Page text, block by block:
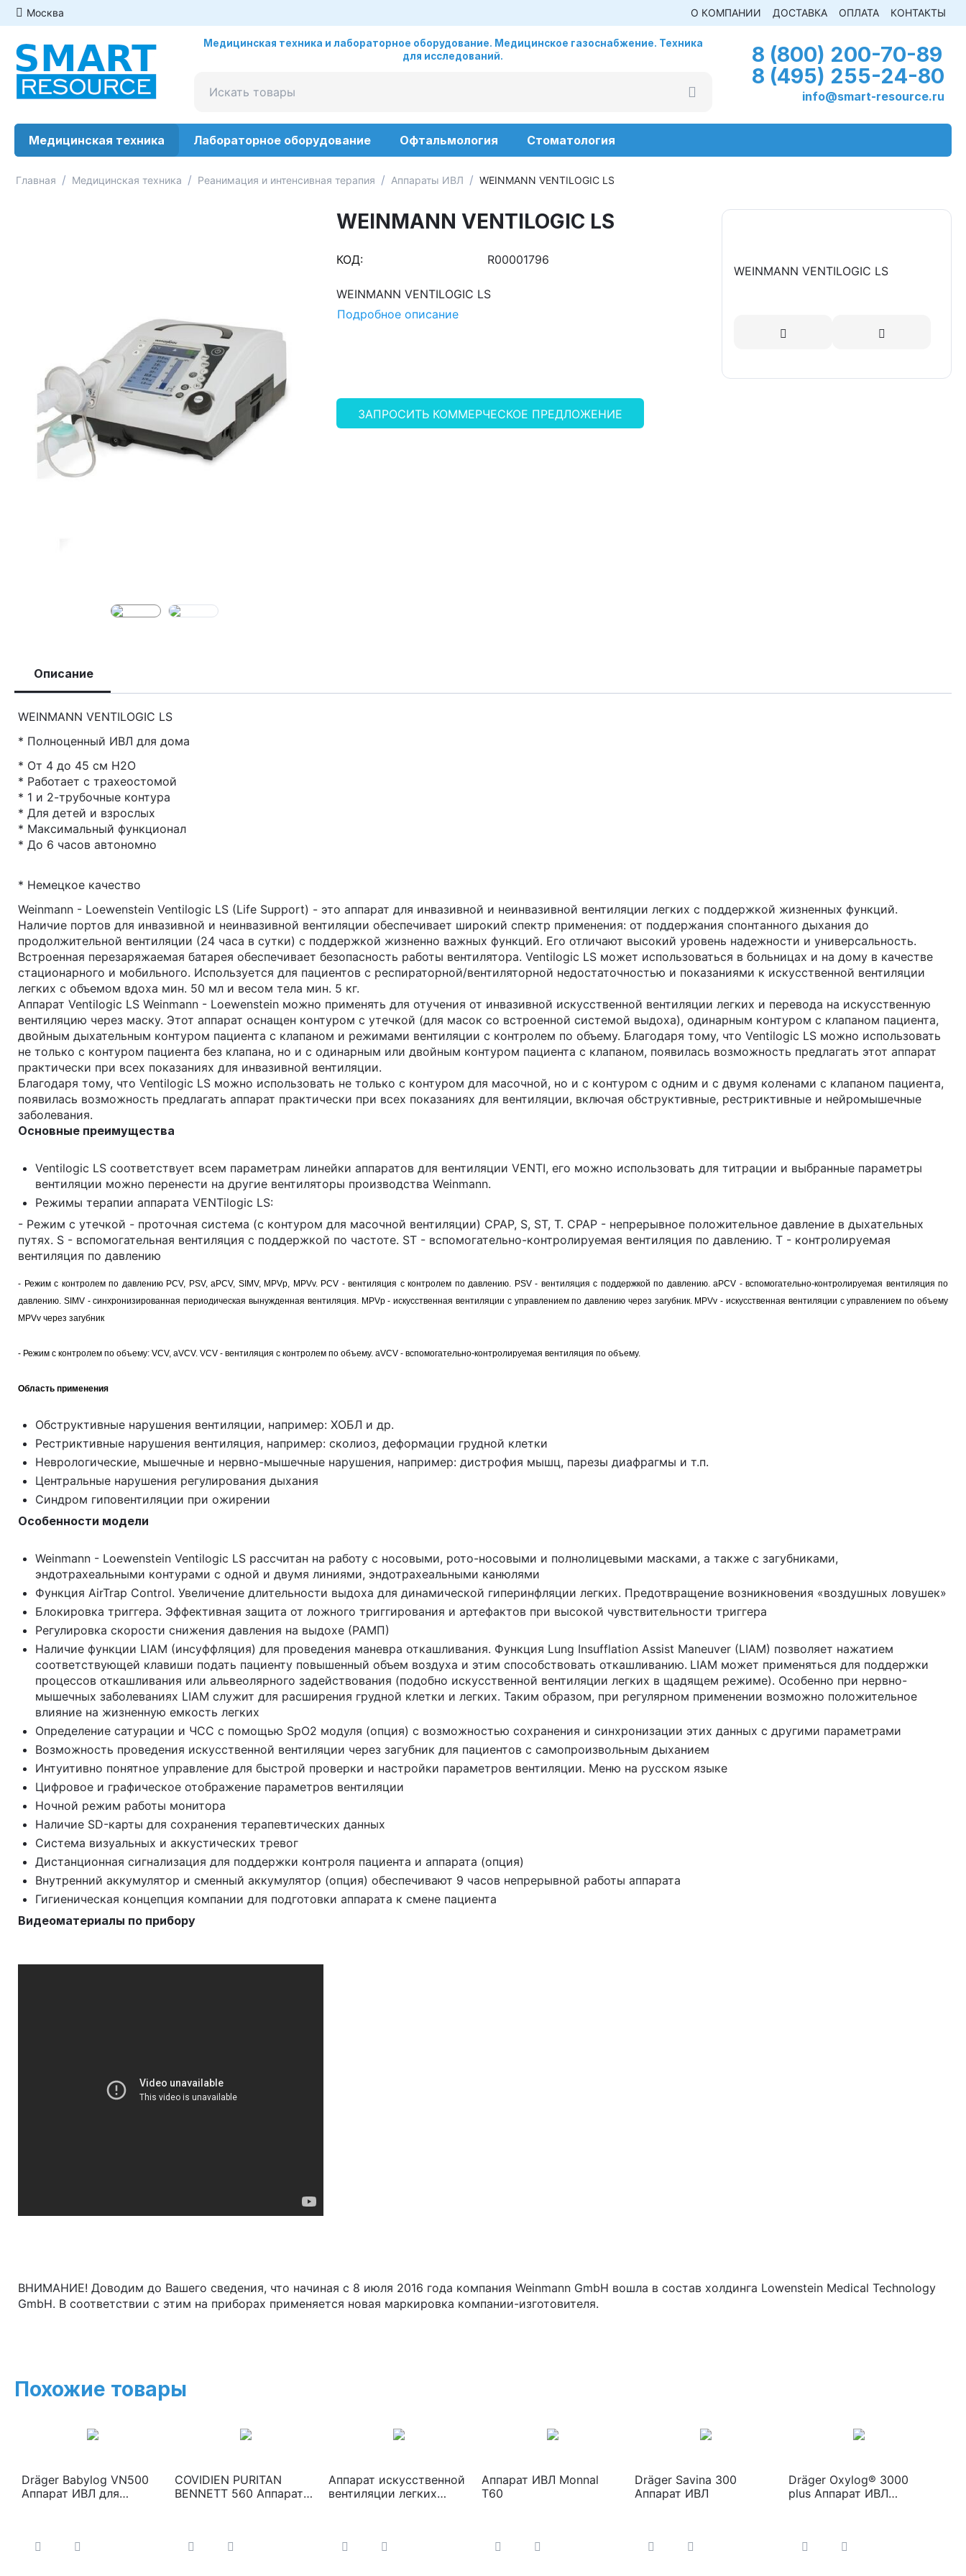
Москва О КОМПАНИИ ДОСТАВКА ОПЛАТА КОНТАКТЫ
Медицинская техника и лабораторное оборудование. Медицинское газоснабжение. Техника
для исследований.
8 (800) 200-70-89
8 (495) 255-24-80
info@smart-resource.ru
Медицинская техника Лабораторное оборудование Офтальмология Стоматология
Главная / Медицинская техника / Реанимация и интенсивная терапия / Аппараты ИВЛ / WEINMANN VENTILOGIC LS
WEINMANN VENTILOGIC LS
КОД: R00001796
WEINMANN VENTILOGIC LS
Подробное описание
WEINMANN VENTILOGIC LS
ЗАПРОСИТЬ КОММЕРЧЕСКОЕ ПРЕДЛОЖЕНИЕ
Описание
WEINMANN VENTILOGIC LS
* Полноценный ИВЛ для дома
* От 4 до 45 см Н2О
* Работает с трахеостомой
* 1 и 2-трубочные контура
* Для детей и взрослых
* Максимальный функционал
* До 6 часов автономно
* Немецкое качество
Weinmann - Loеwenstein Ventilogic LS (Life Support) - это аппарат для инвазивной и неинвазивной вентиляции легких с поддержкой жизненных функций.
Наличие портов для инвазивной и неинвазивной вентиляции обеспечивает широкий спектр применения: от поддержания спонтанного дыхания до
продолжительной вентиляции (24 часа в сутки) с поддержкой жизненно важных функций. Его отличают высокий уровень надежности и универсальность.
Встроенная перезаряжаемая батарея обеспечивает безопасность работы вентилятора. Ventilogic LS может использоваться в больницах и на дому в качестве
стационарного и мобильного. Используется для пациентов с респираторной/вентиляторной недостаточностью и показаниями к искусственной вентиляции
легких с объемом вдоха мин. 50 мл и весом тела мин. 5 кг.
Aппарат Ventilogic LS Weinmann - Loеwenstein можно применять для отучения от инвазивной искусственной вентиляции легких и перевода на искусственную
вентиляцию через маску. Этот аппарат оснащен контуром с утечкой (для масок со встроенной системой выдоха), одинарным контуром с клапаном пациента,
двойным дыхательным контуром пациента с клапаном и режимами вентиляции с контролем по объему. Благодаря тому, что Ventilogic LS можно использовать
не только с контуром пациента без клапана, но и с одинарным или двойным контуром пациента с клапаном, появилась возможность предлагать этот аппарат
практически при всех показаниях для инвазивной вентиляции.
Благодаря тому, что Ventilogic LS можно использовать не только с контуром для масочной, но и с контуром с одним и с двумя коленами с клапаном пациента,
появилась возможность предлагать аппарат практически при всех показаниях для вентиляции, включая обструктивные, рестриктивные и нейромышечные
заболевания.
Основные преимущества
Ventilogic LS соответствует всем параметрам линейки аппаратов для вентиляции VENTI, его можно использовать для титрации и выбранные параметры
вентиляции можно перенести на другие вентиляторы производства Weinmann.
Режимы терапии аппарата VENTilogic LS:
- Режим с утечкой - проточная система (с контуром для масочной вентиляции) CPAP, S, ST, T. CPAP - непрерывное положительное давление в дыхательных
путях. S - вспомогательная вентиляция с поддержкой по частоте. ST - вспомогательно-контролируемая вентиляция по давлению. Т - контролируемая
вентиляция по давлению
- Режим с контролем по давлению PCV, PSV, aPCV, SIMV, MPVp, MPVv. PCV - вентиляция с контролем по давлению. PSV - вентиляция с поддержкой по давлению. aPCV - вспомогательно-контролируемая вентиляция по
давлению. SIMV - синхронизированная периодическая вынужденная вентиляция. MPVp - искусственная вентиляции с управлением по давлению через загубник. MPVv - искусственная вентиляции с управлением по объему
MPVv через загубник
- Режим с контролем по объему: VCV, aVCV. VCV - вентиляция с контролем по объему. aVCV - вспомогательно-контролируемая вентиляция по объему.
Область применения
Обструктивные нарушения вентиляции, например: ХОБЛ и др.
Рестриктивные нарушения вентиляция, например: сколиоз, деформации грудной клетки
Неврологические, мышечные и нервно-мышечные нарушения, например: дистрофия мышц, парезы диафрагмы и т.п.
Центральные нарушения регулирования дыхания
Синдром гиповентиляции при ожирении
Особенности модели
Weinmann - Loеwenstein Ventilogic LS рассчитан на работу с носовыми, рото-носовыми и полнолицевыми масками, а также с загубниками,
эндотрахеальными контурами с одной и двумя линиями, эндотрахеальными канюлями
Функция AirTrap Control. Увеличение длительности выдоха для динамической гиперинфляции легких. Предотвращение возникновения «воздушных ловушек»
Блокировка триггера. Эффективная защита от ложного триггирования и артефактов при высокой чувствительности триггера
Регулировка скорости снижения давления на выдохе (РАМП)
Наличие функции LIAM (инсуффляция) для проведения маневра откашливания. Функция Lung Insufflation Assist Maneuver (LIAM) позволяет нажатием
соответствующей клавиши подать пациенту повышенный объем воздуха и этим способствовать откашливанию. LIAM может применяться для поддержки
процессов откашливания или альвеолярного задействования (подобно искусственной вентиляции легких в щадящем режиме). Особенно при нервно-
мышечных заболеваниях LIAM служит для расширения грудной клетки и легких. Таким образом, при регулярном применении возможно положительное
влияние на жизненную емкость легких
Определение сатурации и ЧСС с помощью SpO2 модуля (опция) с возможностью сохранения и синхронизации этих данных с другими параметрами
Возможность проведения искусственной вентиляции через загубник для пациентов с самопроизвольным дыханием
Интуитивно понятное управление для быстрой проверки и настройки параметров вентиляции. Меню на русском языке
Цифровое и графическое отображение параметров вентиляции
Ночной режим работы монитора
Наличие SD-карты для сохранения терапевтических данных
Система визуальных и аккустических тревог
Дистанционная сигнализация для поддержки контроля пациента и аппарата (опция)
Внутренний аккумулятор и сменный аккумулятор (опция) обеспечивают 9 часов непрерывной работы аппарата
Гигиеническая концепция компании для подготовки аппарата к смене пациента
Видеоматериалы по прибору
ВНИМАНИЕ! Доводим до Вашего сведения, что начиная с 8 июля 2016 года компания Weinmann GmbH вошла в состав холдинга Lowenstein Medical Technology
GmbH. В соответствии с этим на приборах применяется новая маркировка компании-изготовителя.
Похожие товары
Dräger Babylog VN500
Аппарат ИВЛ для
COVIDIEN PURITAN
BENNETT 560 Аппарат
Аппарат искусственной
вентиляции легких
Аппарат ИВЛ Monnal
T60
Dräger Savina 300
Аппарат ИВЛ
Dräger Oxylog® 3000
plus Аппарат ИВЛ